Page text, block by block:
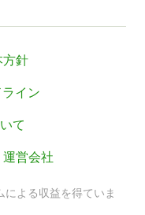
方針
イン
て
運営会社
よる収益を得ていま